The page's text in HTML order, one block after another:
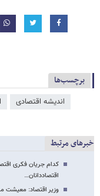
برچسب‌ها
اندیشه اقتصادی
خبرهای مرتبط
کدام جریان فکری
اقتصاددانان…
وزیر اقتصاد: معیشت